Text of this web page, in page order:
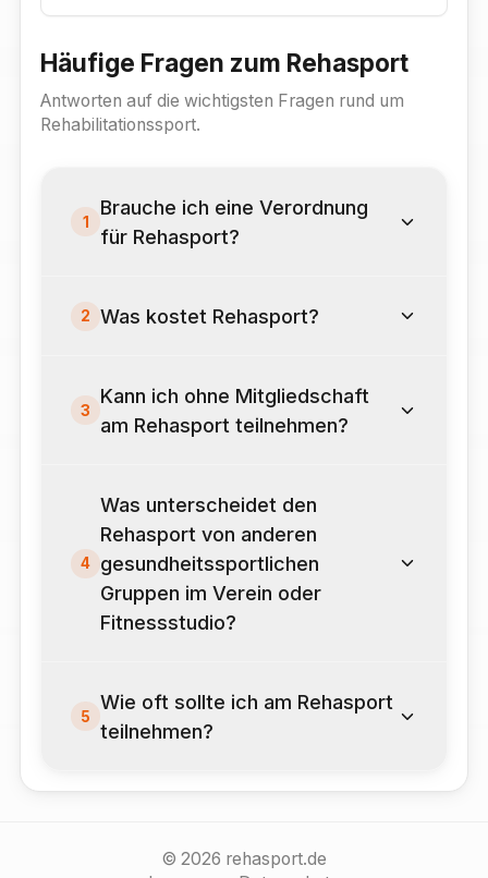
Häufige Fragen zum Rehasport
Antworten auf die wichtigsten Fragen rund um
Rehabilitationssport.
1
Brauche ich eine Verordnung
für Rehasport?
2 Was kostet Rehasport?
3
Kann ich ohne Mitgliedschaft
am Rehasport teilnehmen?
4
Was unterscheidet den
Rehasport von anderen
gesundheitssportlichen
Gruppen im Verein oder
Fitnessstudio?
5
Wie oft sollte ich am Rehasport
teilnehmen?
© 2026 rehasport.de